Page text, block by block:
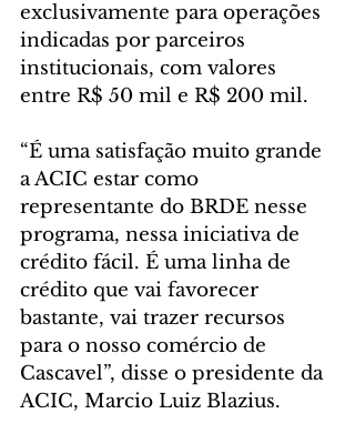
exclusivamente para operações
indicadas por parceiros
institucionais, com valores
entre R$ 50 mil e R$ 200 mil.
“É uma satisfação muito grande
a ACIC estar como
representante do BRDE nesse
programa, nessa iniciativa de
crédito fácil. É uma linha de
crédito que vai favorecer
bastante, vai trazer recursos
para o nosso comércio de
Cascavel”, disse o presidente da
ACIC, Marcio Luiz Blazius.